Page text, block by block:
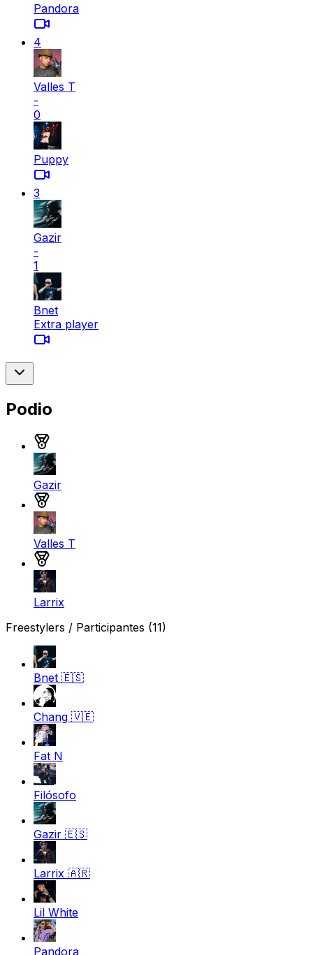
Pandora
4
Valles T
-
0
Puppy
3
Gazir
-
1
Bnet
Extra player
Podio
Gazir
Valles T
Larrix
Freestylers / Participantes (11)
Bnet 🇪🇸
Chang 🇻🇪
Fat N
Filósofo
Gazir 🇪🇸
Larrix 🇦🇷
Lil White
Pandora